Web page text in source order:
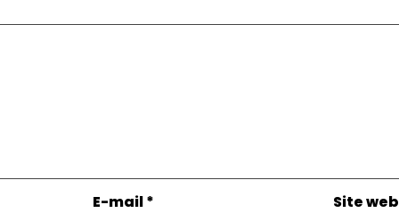
E-mail* Site web